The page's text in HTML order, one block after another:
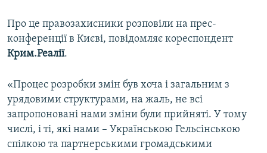
Про це правозахисники розповіли на прес-
конференції в Києві, повідомляє кореспондент
Крим.Реалії.
«Процес розробки змін був хоча і загальним з
урядовими структурами, на жаль, не всі
запропоновані нами зміни були прийняті. У тому
числі, і ті, які нами – Українською Гельсінською
спілкою та партнерськими громадськими